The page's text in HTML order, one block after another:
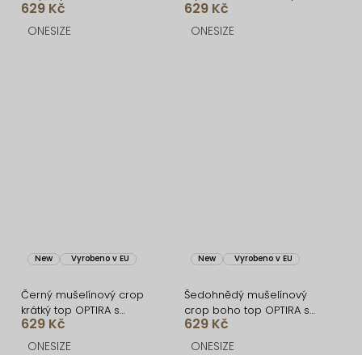
dlouhým rukávem
629 Kč
ONESIZE
rukávem
629 Kč
ONESIZE
New Vyrobeno v EU
Černý mušelínový crop
krátký top OPTIRA s
dlouhým rukávem
629 Kč
ONESIZE
New Vyrobeno v EU
Šedohnědý mušelínový
crop boho top OPTIRA s
dlouhým rukávem
629 Kč
ONESIZE